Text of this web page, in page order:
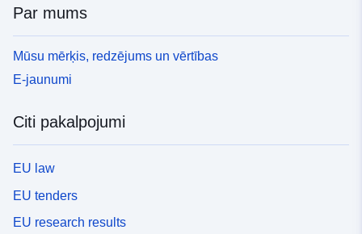
Par mums
Mūsu mērķis, redzējums un vērtības
E-jaunumi
Citi pakalpojumi
EU law
EU tenders
EU research results